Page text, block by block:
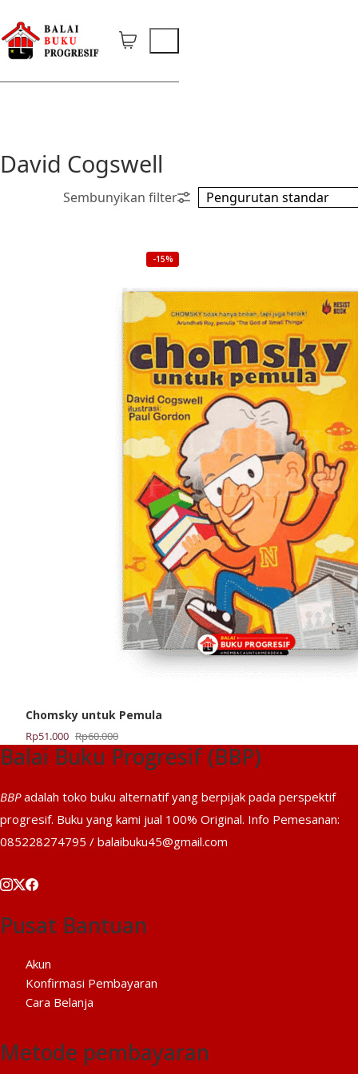
David Cogswell
-15%
Chomsky untuk Pemula
Rp60.000
Harga
aslinya
adalah:
Rp51.000
Harga
saat
ini
Rp51.000.
Balai Buku Progresif (BBP)
BBPadalah toko buku alternatif yang berpijak pada perspektif
progresif. Buku yang kami jual 100% Original. Info Pemesanan:
085228274795 / balaibuku45@gmail.com
Pusat Bantuan
Akun
Konfirmasi Pembayaran
Cara Belanja
Metode pembayaran